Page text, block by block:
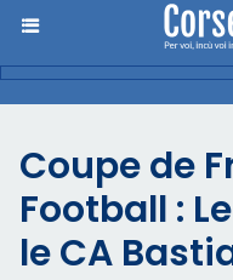
Coupe de
Football :
le CA